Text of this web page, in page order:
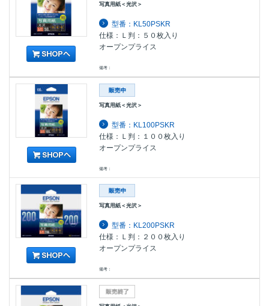
写真用紙＜光沢＞
型番：KL50PSKR
仕様：Ｌ判：５０枚入り
オープンプライス
備考：
写真用紙＜光沢＞
型番：KL100PSKR
仕様：Ｌ判：１００枚入り
オープンプライス
備考：
写真用紙＜光沢＞
型番：KL200PSKR
仕様：Ｌ判：２００枚入り
オープンプライス
備考：